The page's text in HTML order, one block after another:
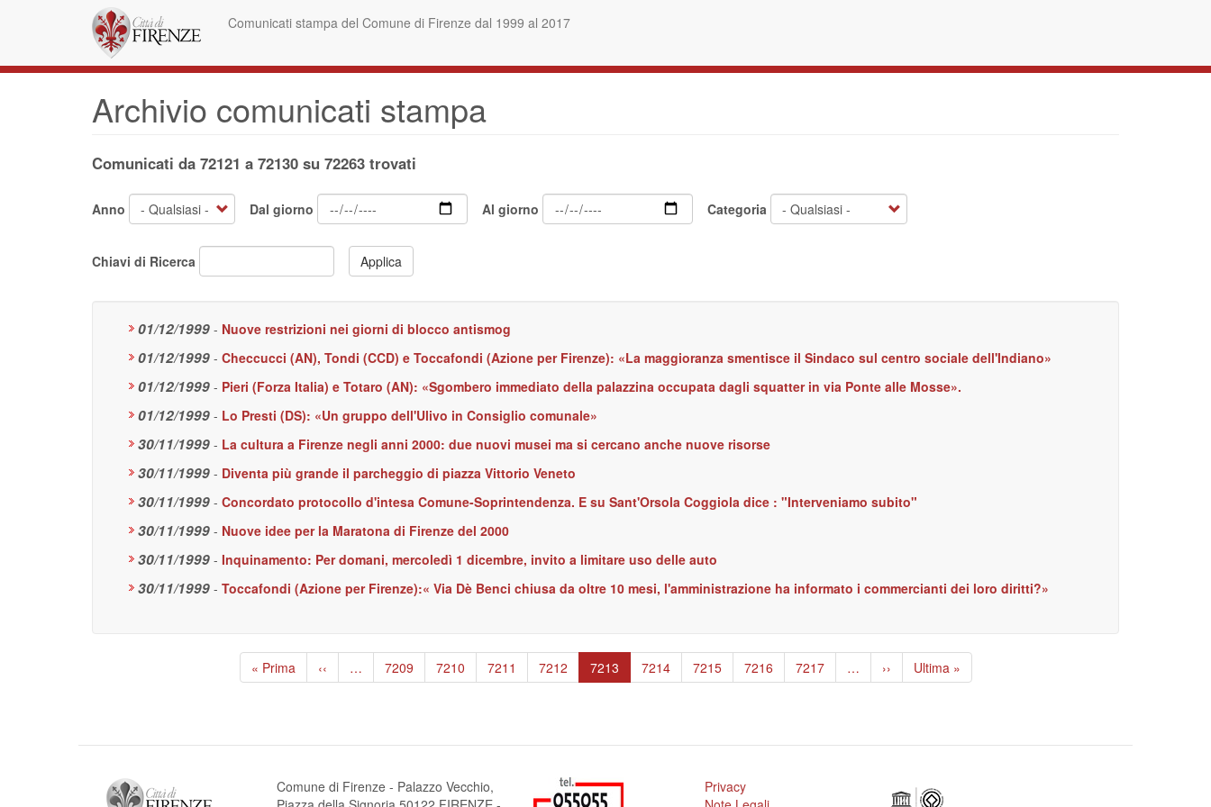
principale
Comunicati stampa del Comune di Firenze dal 1999 al 2017
Archivio comunicati stampa
Comunicati da 72121 a 72130 su 72263 trovati
Anno Dal giorno Al giorno Categoria
Chiavi di Ricerca Applica
01/12/1999 - Nuove restrizioni nei giorni di blocco antismog
01/12/1999 - Checcucci (AN), Tondi (CCD) e Toccafondi (Azione per Firenze): «La maggioranza smentisce il Sindaco sul centro sociale dell'Indiano»
01/12/1999 - Pieri (Forza Italia) e Totaro (AN): «Sgombero immediato della palazzina occupata dagli squatter in via Ponte alle Mosse».
01/12/1999 - Lo Presti (DS): «Un gruppo dell'Ulivo in Consiglio comunale»
30/11/1999 - La cultura a Firenze negli anni 2000: due nuovi musei ma si cercano anche nuove risorse
30/11/1999 - Diventa più grande il parcheggio di piazza Vittorio Veneto
30/11/1999 - Concordato protocollo d'intesa Comune-Soprintendenza. E su Sant'Orsola Coggiola dice : "Interveniamo subito"
30/11/1999 - Nuove idee per la Maratona di Firenze del 2000
30/11/1999 - Inquinamento: Per domani, mercoledì 1 dicembre, invito a limitare uso delle auto
30/11/1999 - Toccafondi (Azione per Firenze):« Via Dè Benci chiusa da oltre 10 mesi, l'amministrazione ha informato i commercianti dei loro diritti?»
Prima
pagina
« Prima
Pagina
precedente
‹‹ … Page
7209 Page
7210 Page
7211 Page
7212
Pagina
attuale
7213 Page
7214 Page
7215 Page
7216 Page
7217 …
Pagina
successiva
››
Ultima
pagina
Ultima »
Comune di Firenze - Palazzo Vecchio,
Privacy